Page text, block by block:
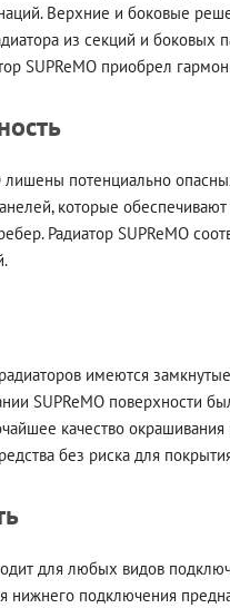
Верхние и боковые
из секций и боковых
SUPReMO приобрел
лишены потенциально
которые
Радиатор SUPReMO
имеются
SUPReMO поверхности
качество
без риска для
для любых видов
нижнего подключения